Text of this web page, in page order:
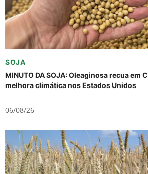
SOJA
MINUTO DA SOJA: Oleaginosa recua em
melhora climática nos Estados Unidos
06/08/26